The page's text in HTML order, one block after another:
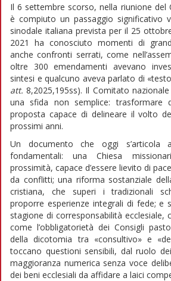
Il 6 settembre scorso, nella riunione del
è compiuto un passaggio significativo
sinodale italiana prevista per il 25
2021 ha conosciuto momenti di
anche confronti serrati, come
oltre 300 emendamenti avevano
sintesi e qualcuno aveva parlato di
att. 8,2025,195ss). Il Comitato
una sfida non semplice: trasformare
proposta capace di delineare il volto
prossimi anni.
Un documento che oggi
fondamentali: una Chiesa
prossimità, capace d’essere lievito di
da conflitti; una riforma sostanziale
cristiana, che superi i tradizionali
proporre esperienze integrali di fede; e
stagione di corresponsabilità ecclesiale,
come l’obbligatorietà dei Consigli
della dicotomia tra «consultivo» e
toccano questioni sensibili, dal ruolo
maggioranza numerica senza voce
dei beni ecclesiali da affidare a laici